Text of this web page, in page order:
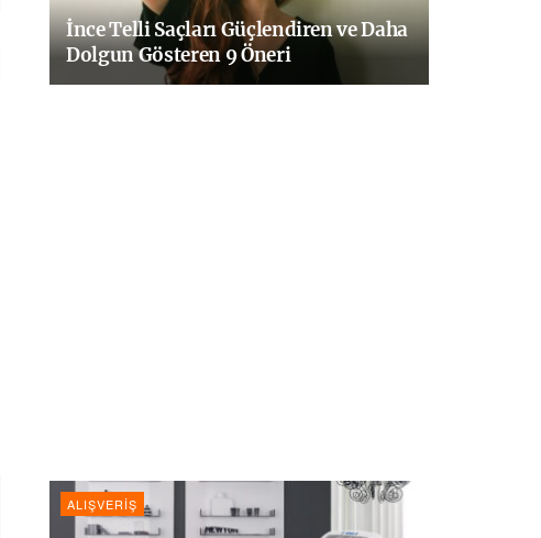
İnce Telli Saçları Güçlendiren ve Daha
Dolgun Gösteren 9 Öneri
ALIŞVERIŞ